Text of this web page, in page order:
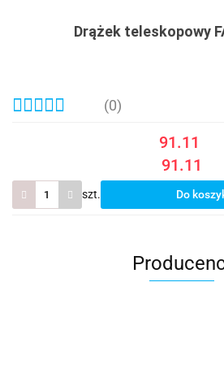
Drążek teleskopowy
(0)
91.11
91.11
szt. Do